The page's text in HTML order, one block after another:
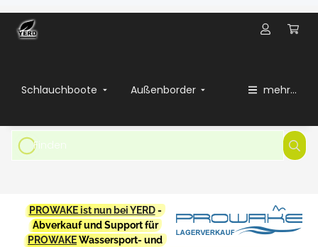
Schlauchboote Außenborder mehr...
PROWAKE ist nun bei YERD-
Abverkauf und Support für
PROWAKEWassersport- und